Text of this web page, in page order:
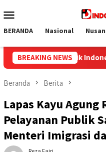
ke
Mobile
BERANDA Nasional
BREAKING NEWS
Lintas Sektoral di Lapas
Beranda Berita
Lapas Kayu Agung
Pelayanan Publik
Menteri Imigrasi